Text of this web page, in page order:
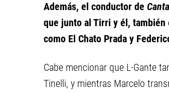
Además, el conductor de
que junto al Tirri y él,
como El Chato Prada y
Cabe mencionar que L-Gante
Tinelli, y mientras Marcelo